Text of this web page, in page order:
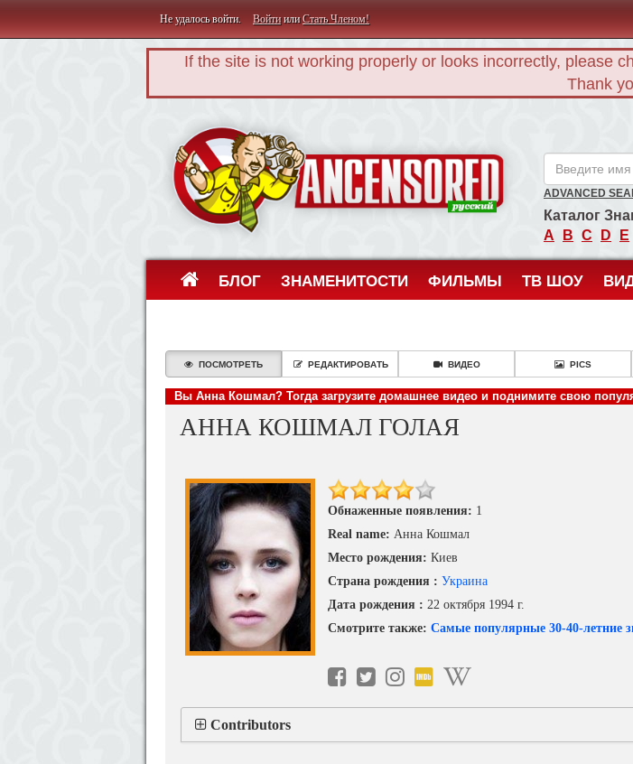
Не удалось войти. ВойтиилиСтать Членом!
If the site is not working properly or looks incorrectly, please
Thank
ADVANCED
Каталог
A
B C D E
БЛОГ ЗНАМЕНИТОСТИ ФИЛЬМЫ ТВ ШОУ
ПОСМОТРЕТЬ РЕДАКТИРОВАТЬ ВИДЕО PICS
Вы Анна Кошмал? Тогда загрузите домашнее видео и поднимите свою
АННА КОШМАЛ ГОЛАЯ
Обнаженные появления: 1
Real name: Анна Кошмал
Место рождения: Киев
Страна рождения : Украина
Дата рождения : 22 октября 1994 г.
Смотрите также: Самые популярные 30-40-летние
Contributors